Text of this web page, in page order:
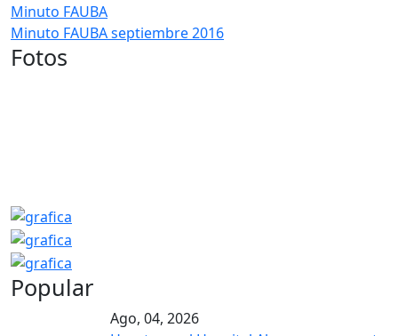
Minuto FAUBA
Minuto FAUBA septiembre 2016
Fotos
Popular
Ago, 04, 2026